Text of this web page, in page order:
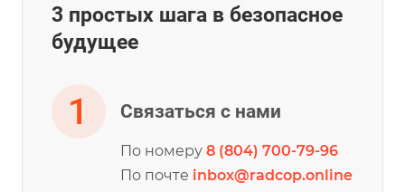
3 простых шага в безопасное
будущее
Связаться с нами
По номеру 8 (804) 700-79-96
По почте inbox@radcop.online